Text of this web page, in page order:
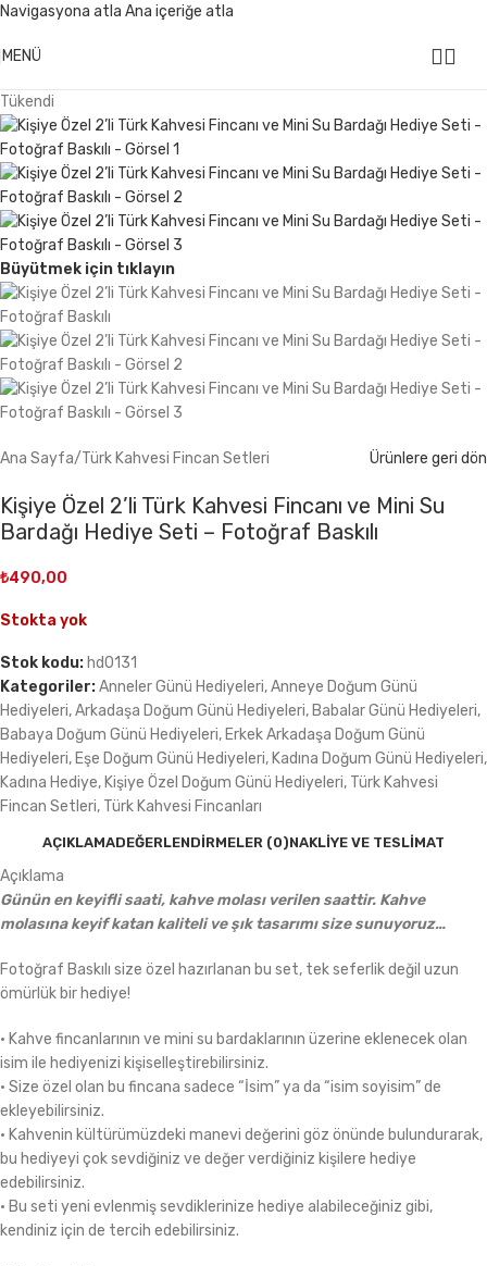
Navigasyona atla Ana içeriğe atla
MENÜ
Tükendi
Büyütmek için tıklayın
Ana Sayfa/Türk Kahvesi Fincan Setleri Ürünlere geri dön
Kişiye Özel 2’li Türk Kahvesi Fincanı ve Mini Su
Bardağı Hediye Seti – Fotoğraf Baskılı
₺490,00
Stokta yok
Stok kodu: hd0131
Kategoriler:Anneler Günü Hediyeleri,Anneye Doğum Günü
Hediyeleri,Arkadaşa Doğum Günü Hediyeleri, Babalar Günü Hediyeleri,
Babaya Doğum Günü Hediyeleri, Erkek Arkadaşa Doğum Günü
Hediyeleri, Eşe Doğum Günü Hediyeleri, Kadına Doğum Günü Hediyeleri,
Kadına Hediye, Kişiye Özel Doğum Günü Hediyeleri, Türk Kahvesi
Fincan Setleri, Türk Kahvesi Fincanları
AÇIKLAMADEĞERLENDIRMELER (0)NAKLIYE VE TESLIMAT
Açıklama
Günün en keyifli saati, kahve molası verilen saattir. Kahve
molasına keyif katan kaliteli ve şık tasarımı size sunuyoruz…
Fotoğraf Baskılı size özel hazırlanan bu set, tek seferlik değil uzun
ömürlük bir hediye!
• Kahve fincanlarının ve mini su bardaklarının üzerine eklenecek olan
isim ile hediyenizi kişiselleştirebilirsiniz.
• Size özel olan bu fincana sadece “İsim” ya da “isim soyisim” de
ekleyebilirsiniz.
• Kahvenin kültürümüzdeki manevi değerini göz önünde bulundurarak,
bu hediyeyi çok sevdiğiniz ve değer verdiğiniz kişilere hediye
edebilirsiniz.
• Bu seti yeni evlenmiş sevdiklerinize hediye alabileceğiniz gibi,
kendiniz için de tercih edebilirsiniz.